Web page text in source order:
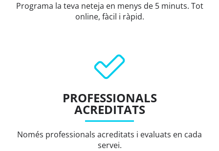
Programa la teva neteja en menys de 5 minuts. Tot
online, fàcil i ràpid.
PROFESSIONALS
ACREDITATS
Només professionals acreditats i evaluats en cada
servei.